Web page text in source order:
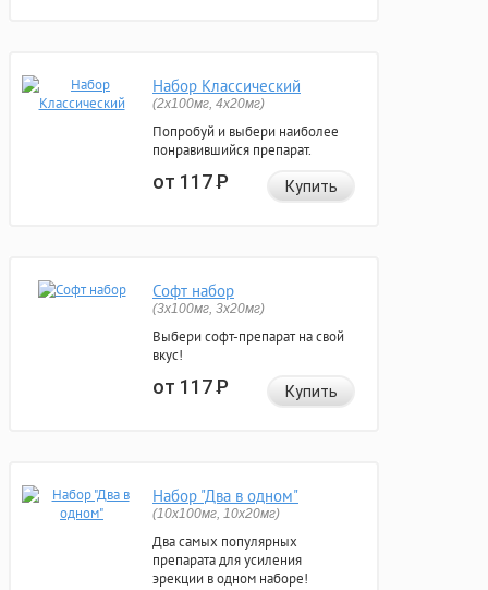
Набор Классический
(2x100мг, 4x20мг)
Попробуй и выбери наиболее
понравившийся препарат.
от 117Р Купить
Софт набор
(3x100мг, 3x20мг)
Выбери софт-препарат на свой
вкус!
от 117Р Купить
Набор "Два в одном"
(10x100мг, 10x20мг)
Два самых популярных
препарата для усиления
эрекции в одном наборе!